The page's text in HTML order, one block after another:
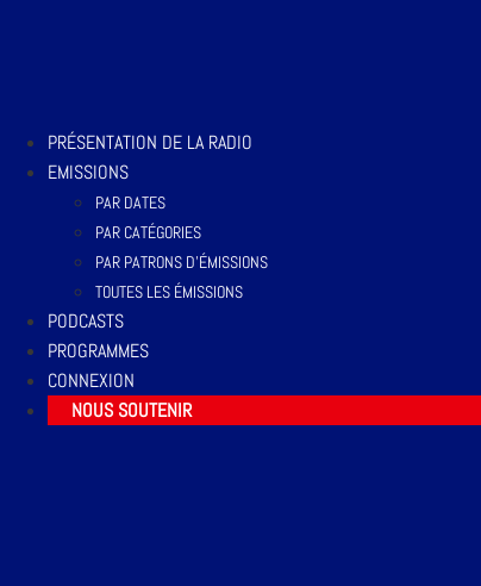
PRÉSENTATION DE LA RADIO
EMISSIONS
PAR DATES
PAR CATÉGORIES
PAR PATRONS D’ÉMISSIONS
TOUTES LES ÉMISSIONS
PODCASTS
PROGRAMMES
CONNEXION
NOUS SOUTENIR